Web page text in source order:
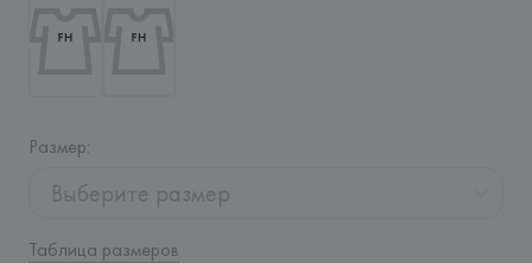
Размер:
Выберите размер
Таблица размеров